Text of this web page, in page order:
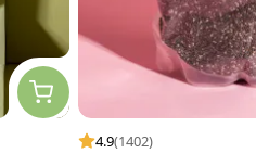
4.9(1402)